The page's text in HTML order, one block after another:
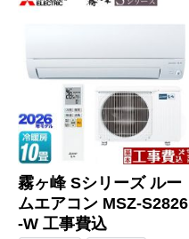
霧ヶ峰 Sシリーズ ルー
ムエアコン MSZ-S2826
-W 工事費込